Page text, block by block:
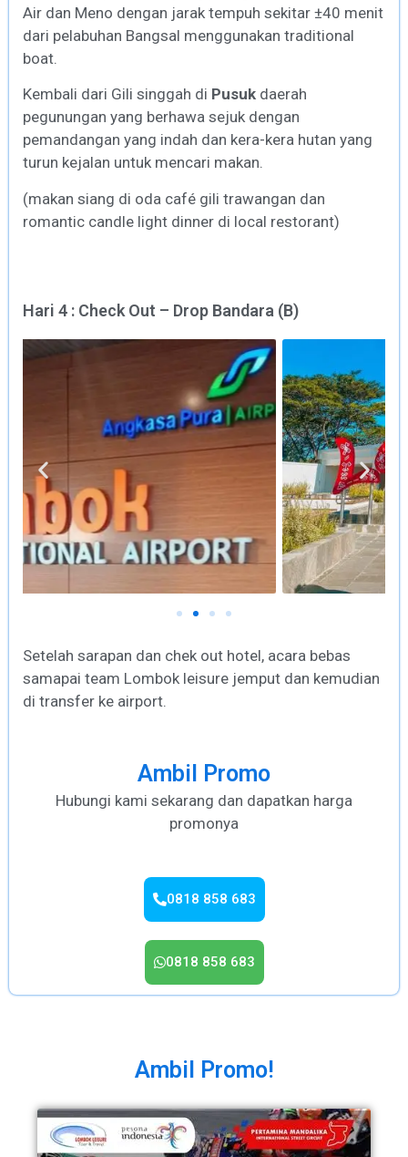
Air dan Meno dengan jarak tempuh sekitar ±40 menit
dari pelabuhan Bangsal menggunakan traditional
boat.
Kembali dari Gili singgah di Pusuk daerah
pegunungan yang berhawa sejuk dengan
pemandangan yang indah dan kera-kera hutan yang
turun kejalan untuk mencari makan.
(makan siang di oda café gili trawangan dan
romantic candle light dinner di local restorant)
Hari 4 : Check Out – Drop Bandara (B)
Setelah sarapan dan chek out hotel, acara bebas
samapai team Lombok leisure jemput dan kemudian
di transfer ke airport.
Ambil Promo
Hubungi kami sekarang dan dapatkan harga
promonya
0818 858 683
0818 858 683
Ambil Promo!